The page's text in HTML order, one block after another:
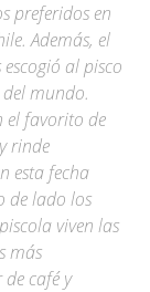
preferidos en
Además, el
al pisco
mundo.
el favorito de
rinde
esta fecha
de lado los
viven las
más
café y